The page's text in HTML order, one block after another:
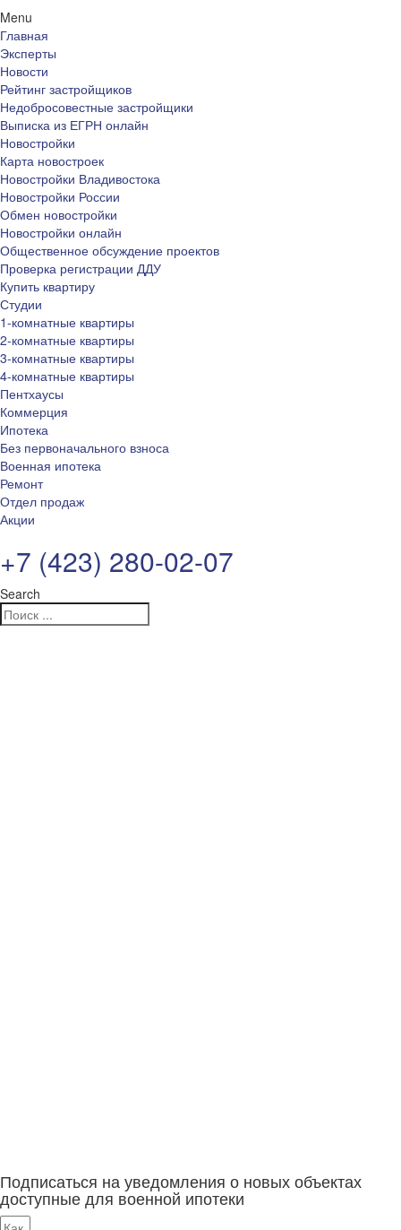
Menu
Главная
Эксперты
Новости
Рейтинг застройщиков
Недобросовестные застройщики
Выписка из ЕГРН онлайн
Новостройки
Карта новостроек
Новостройки Владивостока
Новостройки России
Обмен новостройки
Новостройки онлайн
Общественное обсуждение проектов
Проверка регистрации ДДУ
Купить квартиру
Студии
1-комнатные квартиры
2-комнатные квартиры
3-комнатные квартиры
4-комнатные квартиры
Пентхаусы
Коммерция
Ипотека
Без первоначального взноса
Военная ипотека
Ремонт
Отдел продаж
Акции
+7 (423) 280-02-07
Search
Подписаться на уведомления о новых объектах
доступные для военной ипотеки